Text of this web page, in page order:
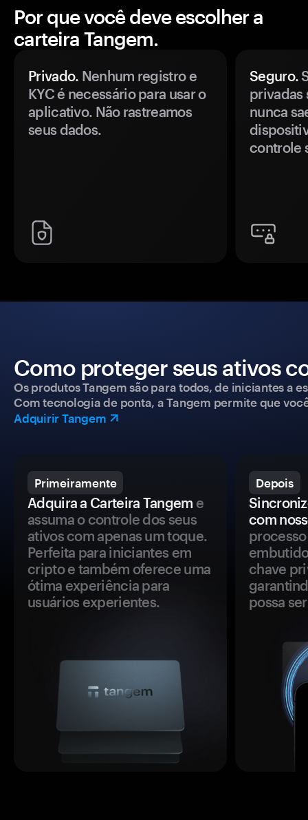
Por que você deve escolher a
carteira Tangem.
Privado. Nenhum registro e
KYC é necessário para usar o
aplicativo. Não rastreamos
seus dados.
Seguro.
privadas
nunca
controle
Como proteger seus ativos
Os produtos Tangem são para todos, de iniciantes a
Com tecnologia de ponta, a Tangem permite que
Adquirir Tangem
Primeiramente
Adquira a Carteira Tangem e
assuma o controle dos seus
ativos com apenas um toque.
Perfeita para iniciantes em
cripto e também oferece uma
ótima experiência para
usuários experientes.
Depois
com
chave
possa